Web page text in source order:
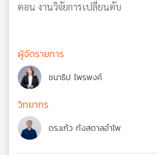
ตอน งานวิจัยการเปลี่ยนตับ
ผู้จัดรายการ
ชนาธิป ไพรพงค์
วิทยากร
ดร.แก้ว กังสดาลอำไพ